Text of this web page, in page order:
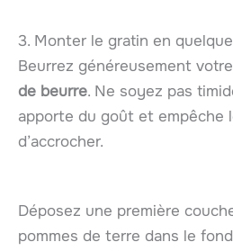
3. Monter le gratin en
Beurrez généreusement
de beurre. Ne soyez pas
apporte du goût et empêche
d’accrocher.
Déposez une première
pommes de terre dans le